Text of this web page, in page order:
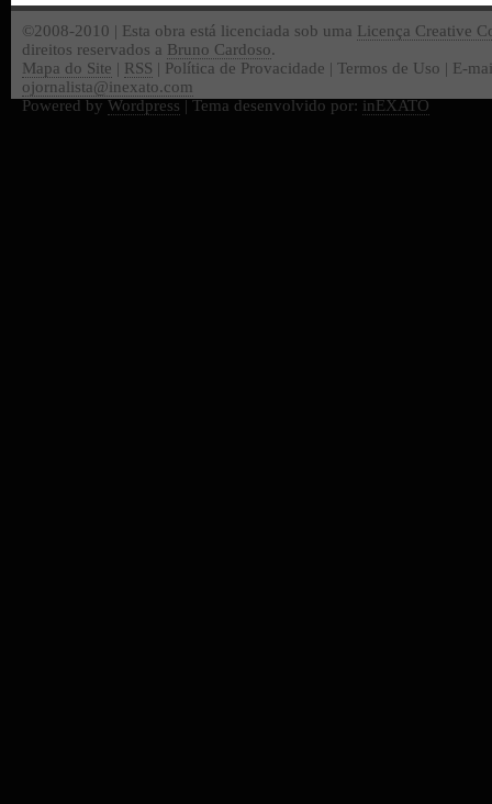
©2008-2010 | Esta obra está licenciada sob uma Licença Creative
direitos reservados a Bruno Cardoso.
Mapa do Site | RSS | Política de Provacidade | Termos de Uso | E-
ojornalista@inexato.com
Powered by Wordpress | Tema desenvolvido por: inEXATO